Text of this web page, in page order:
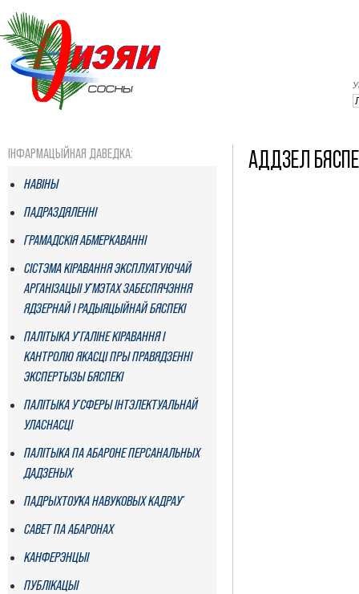
ІНФАРМАЦЫЙНАЯ ДАВЕДКА:
НАВІНЫ
ПАДРАЗДЯЛЕННI
ГРАМАДСКІЯ АБМЕРКАВАННІ
СІСТЭМА КІРАВАННЯ ЭКСПЛУАТУЮЧАЙ
АРГАНІЗАЦЫІ Ў МЭТАХ ЗАБЕСПЯЧЭННЯ
ЯДЗЕРНАЙ І РАДЫЯЦЫЙНАЙ БЯСПЕКІ
ПАЛІТЫКА Ў ГАЛІНЕ КІРАВАННЯ І
КАНТРОЛЮ ЯКАСЦІ ПРЫ ПРАВЯДЗЕННІ
ЭКСПЕРТЫЗЫ БЯСПЕКІ
ПАЛІТЫКА Ў СФЕРЫ ІНТЭЛЕКТУАЛЬНАЙ
УЛАСНАСЦІ
ПАЛІТЫКА ПА АБАРОНЕ ПЕРСАНАЛЬНЫХ
ДАДЗЕНЫХ
ПАДРЫХТОЎКА НАВУКОВЫХ КАДРАЎ
САВЕТ ПА АБАРОНАХ
КАНФЕРЭНЦЫІ
ПУБЛІКАЦЫІ
АДДЗЕЛ